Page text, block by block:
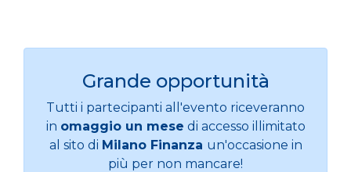
Grande opportunità
Tutti i partecipanti all'evento riceveranno
in omaggio un mese di accesso illimitato
al sito di Milano Finanza un'occasione in
più per non mancare!